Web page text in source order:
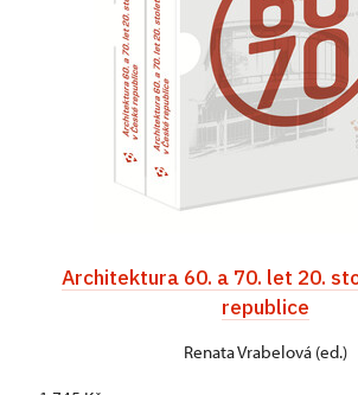
Architektura 60. a 70. let 20.
republice
Renata Vrabelová (ed.)